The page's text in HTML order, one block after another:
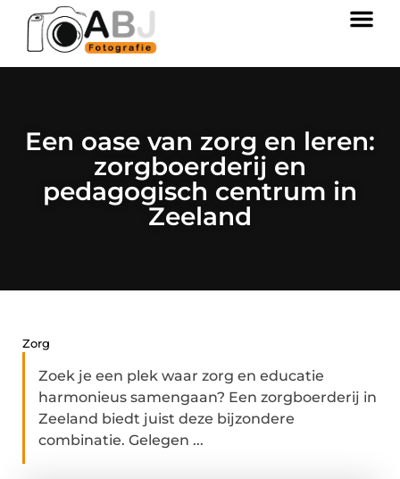
Een oase van zorg en leren:
zorgboerderij en
pedagogisch centrum in
Zeeland
Zorg
Zoek je een plek waar zorg en educatie
harmonieus samengaan? Een zorgboerderij in
Zeeland biedt juist deze bijzondere
combinatie. Gelegen ...